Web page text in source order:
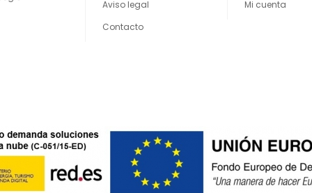
Aviso legal
Contacto
Mi cuenta